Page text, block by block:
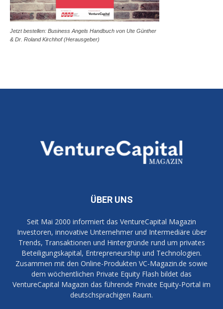
Jetzt bestellen: Business Angels Handbuch von Ute Günther
& Dr. Roland Kirchhof (Herausgeber)
ÜBER UNS
Seit Mai 2000 informiert das VentureCapital Magazin
Investoren, innovative Unternehmer und Intermediäre über
Trends, Transaktionen und Hintergründe rund um privates
Beteiligungskapital, Entrepreneurship und Technologien.
Zusammen mit den Online-Produkten VC-Magazin.de sowie
dem wöchentlichen Private Equity Flash bildet das
VentureCapital Magazin das führende Private Equity-Portal im
deutschsprachigen Raum.